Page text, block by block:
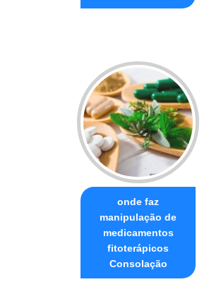
onde faz
manipulação de
medicamentos
fitoterápicos
Consolação